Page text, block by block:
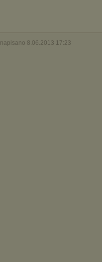
napisano 8.06.2013 17:23